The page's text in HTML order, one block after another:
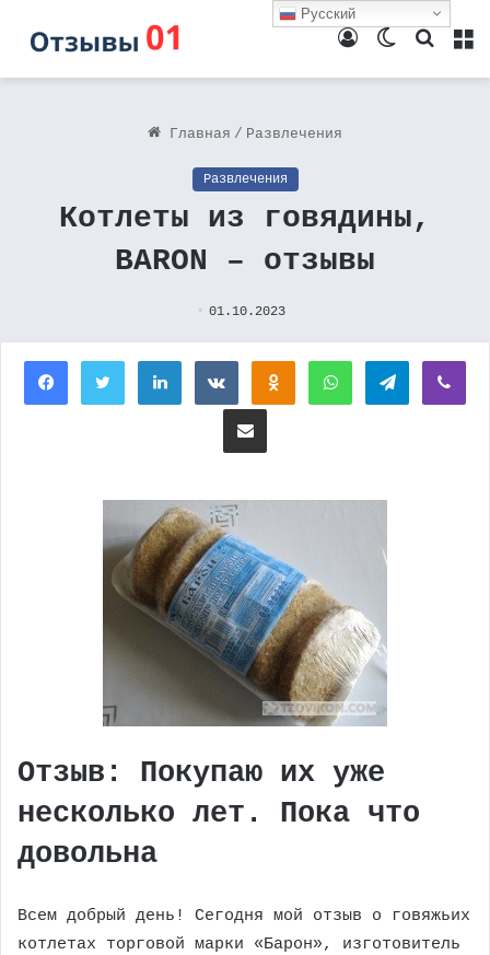
Поиск
Switch
Войти
Главная / Развлечения
Развлечения
Котлеты из говядины,
BARON – отзывы
01.10.2023
FacebookTwitterLinkedInВконтактеОдноклассники
WhatsAppTelegram
Поделиться через электронную почту
Отзыв: Покупаю их уже
несколько лет. Пока что
довольна
Всем добрый день! Сегодня мой отзыв о говяжьих
котлетах торговой марки «Барон», изготовитель
Русский